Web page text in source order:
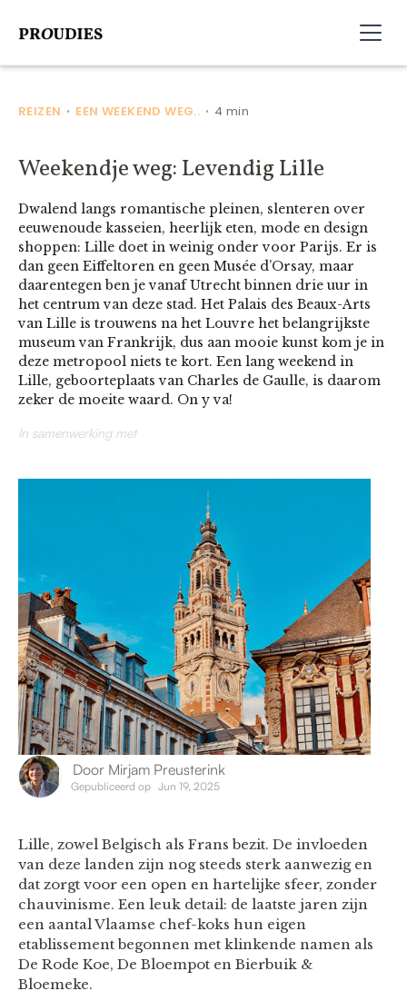
REIZEN • EEN WEEKEND WEG.. • 4 min
Weekendje weg: Levendig Lille
Dwalend langs romantische pleinen, slenteren over
eeuwenoude kasseien, heerlijk eten, mode en design
shoppen: Lille doet in weinig onder voor Parijs. Er is
dan geen Eiffeltoren en geen Musée d’Orsay, maar
daarentegen ben je vanaf Utrecht binnen drie uur in
het centrum van deze stad. Het Palais des Beaux-Arts
van Lille is trouwens na het Louvre het belangrijkste
museum van Frankrijk, dus aan mooie kunst kom je in
deze metropool niets te kort. Een lang weekend in
Lille, geboorteplaats van Charles de Gaulle, is daarom
zeker de moeite waard. On y va!
In samenwerking met
Door Mirjam Preusterink
Gepubliceerd op Jun 19, 2025
Lille, zowel Belgisch als Frans bezit. De invloeden
van deze landen zijn nog steeds sterk aanwezig en
dat zorgt voor een open en hartelijke sfeer, zonder
chauvinisme. Een leuk detail: de laatste jaren zijn
een aantal Vlaamse chef-koks hun eigen
etablissement begonnen met klinkende namen als
De Rode Koe, De Bloempot en Bierbuik &
Bloemeke.